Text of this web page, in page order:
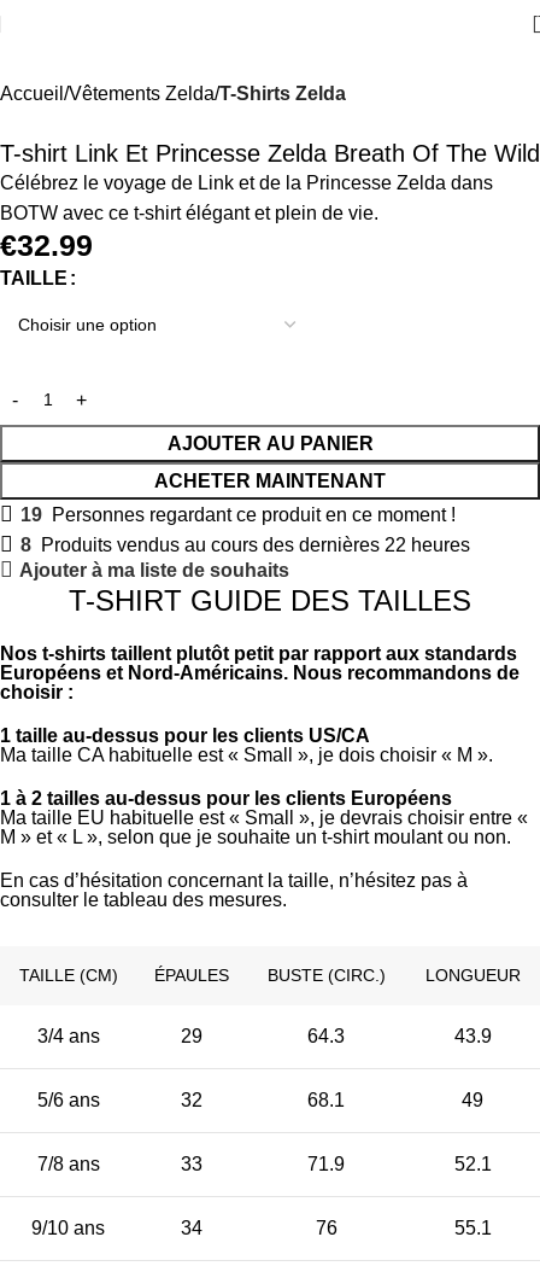
Accueil Vêtements Zelda T-Shirts Zelda
T-shirt Link Et Princesse Zelda Breath Of The Wild
Célébrez le voyage de Link et de la Princesse Zelda dans
BOTW avec ce t-shirt élégant et plein de vie.
€32.99
TAILLE
AJOUTER AU PANIER
ACHETER MAINTENANT
19 Personnes regardant ce produit en ce moment !
8 Produits vendus au cours des dernières 22 heures
Ajouter à ma liste de souhaits
T-SHIRT GUIDE DES TAILLES
Nos t-shirts taillent plutôt petit par rapport aux standards
Européens et Nord-Américains. Nous recommandons de
choisir :
1 taille au-dessus pour les clients US/CA
Ma taille CA habituelle est « Small », je dois choisir « M ».
1 à 2 tailles au-dessus pour les clients Européens
Ma taille EU habituelle est « Small », je devrais choisir entre «
M » et « L », selon que je souhaite un t-shirt moulant ou non.
En cas d’hésitation concernant la taille, n’hésitez pas à
consulter le tableau des mesures.
TAILLE (CM) ÉPAULES BUSTE (CIRC.) LONGUEUR
3/4 ans 29 64.3 43.9
5/6 ans 32 68.1 49
7/8 ans 33 71.9 52.1
9/10 ans 34 76 55.1